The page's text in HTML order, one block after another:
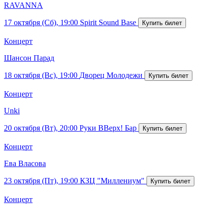
RAVANNA
17 октября (Сб), 19:00 Spirit Sound Base
Концерт
Шансон Парад
18 октября (Вс), 19:00 Дворец Молодежи
Концерт
Unki
20 октября (Вт), 20:00 Руки ВВерх! Бар
Концерт
Ева Власова
23 октября (Пт), 19:00 КЗЦ "Миллениум"
Концерт